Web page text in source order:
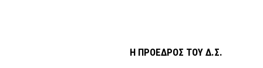
Η ΠΡΟΕΔΡΟΣ ΤΟΥ Δ.Σ.